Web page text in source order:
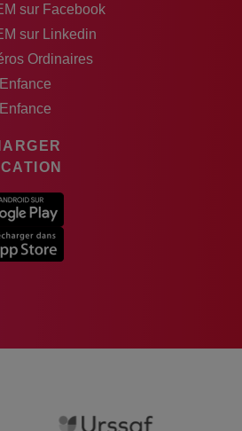
sur Facebook
sur Linkedin
Ordinaires